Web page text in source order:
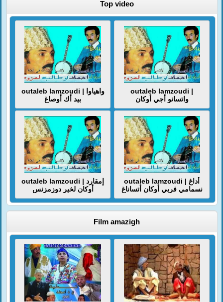
Top video
outaleb lamzoudi | واهياوا
بيد أك أوصاغ
outaleb lamzoudi |
واتسانو أجي أوكان
outaleb lamzoudi | إمقارد
أوكان لخير دوزمزنس
outaleb lamzoudi | أداغ
نسمامي فربي أوكان أتساناغ
Film amazigh